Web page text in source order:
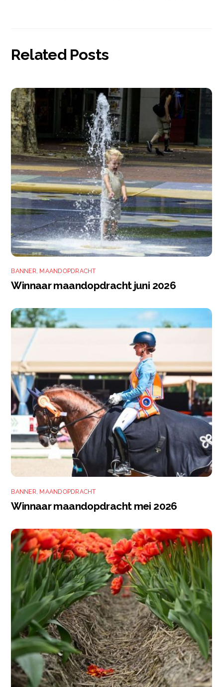
Related Posts
BANNER, MAANDOPDRACHT
Winnaar maandopdracht juni 2026
BANNER MAANDOPDRACHT
Winnaar maandopdracht mei 2026